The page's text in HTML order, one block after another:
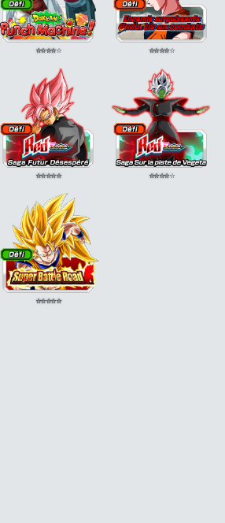
⭐⭐⭐⭐⭐ ⭐⭐⭐⭐⭐
⭐⭐⭐⭐⭐ ⭐⭐⭐⭐⭐
⭐⭐⭐⭐⭐